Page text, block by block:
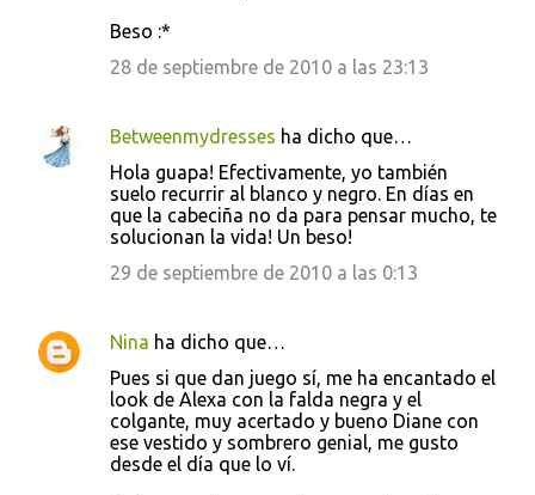
s
Beso :*
28 de septiembre de 2010 a las 23:13
Betweenmydresses ha dicho que…
Hola guapa! Efectivamente, yo también
suelo recurrir al blanco y negro. En días en
que la cabeciña no da para pensar mucho, te
solucionan la vida! Un beso!
29 de septiembre de 2010 a las 0:13
Nina ha dicho que…
Pues si que dan juego sí, me ha encantado el
look de Alexa con la falda negra y el
colgante, muy acertado y bueno Diane con
ese vestido y sombrero genial, me gusto
desde el día que lo ví.